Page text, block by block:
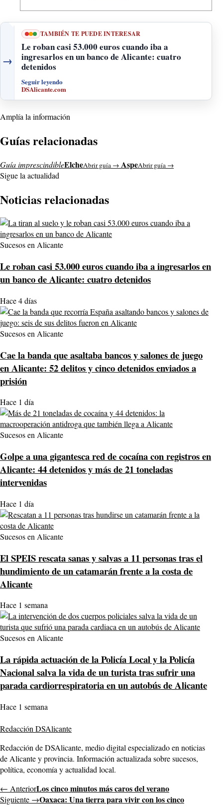
→
TAMBIÉN TE PUEDE INTERESAR
Le roban casi 53.000 euros cuando iba a
ingresarlos en un banco de Alicante: cuatro
detenidos
Seguir leyendo
DSAlicante.com
Amplía la información
Guías relacionadas
Guía imprescindibleElcheAbrir guía → AspeAbrir guía →
Sigue la actualidad
Noticias relacionadas
Sucesos en Alicante
Le roban casi 53.000 euros cuando iba a ingresarlos en
un banco de Alicante: cuatro detenidos
Hace 4 días
Sucesos en Alicante
Cae la banda que asaltaba bancos y salones de juego
en Alicante: 52 delitos y cinco detenidos enviados a
prisión
Hace 1 día
Sucesos en Alicante
Golpe a una gigantesca red de cocaína con registros en
Alicante: 44 detenidos y más de 21 toneladas
intervenidas
Hace 1 día
Sucesos en Alicante
El SPEIS rescata sanas y salvas a 11 personas tras el
hundimiento de un catamarán frente a la costa de
Alicante
Hace 1 semana
Sucesos en Alicante
La rápida actuación de la Policía Local y la Policía
Nacional salva la vida de un turista tras sufrir una
parada cardiorrespiratoria en un autobús de Alicante
Hace 1 semana
Redacción DSAlicante
Redacción de DSAlicante, medio digital especializado en noticias
de Alicante y provincia. Información actualizada sobre sucesos,
política, economía y actualidad local.
← AnteriorLos cinco minutos más caros del verano
Siguiente →Oaxaca: Una tierra para vivir con los cinco